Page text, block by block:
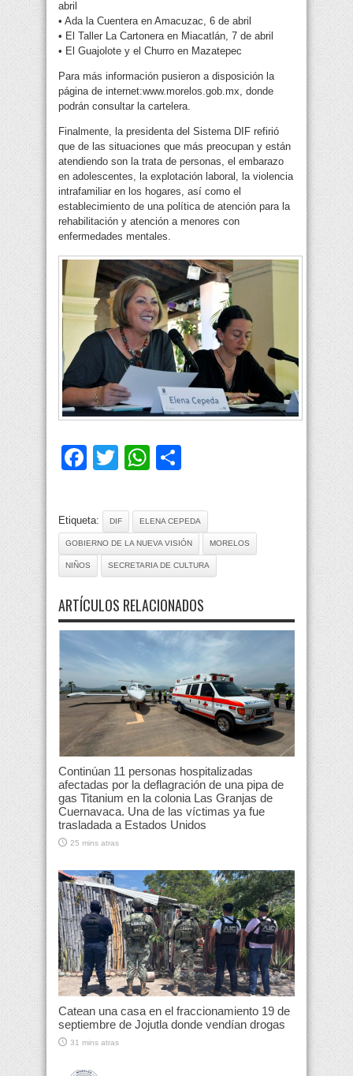
abril
• Ada la Cuentera en Amacuzac, 6 de abril
• El Taller La Cartonera en Miacatlán, 7 de abril
• El Guajolote y el Churro en Mazatepec
Para más información pusieron a disposición la
página de internet:www.morelos.gob.mx, donde
podrán consultar la cartelera.
Finalmente, la presidenta del Sistema DIF refirió
que de las situaciones que más preocupan y están
atendiendo son la trata de personas, el embarazo
en adolescentes, la explotación laboral, la violencia
intrafamiliar en los hogares, así como el
establecimiento de una política de atención para la
rehabilitación y atención a menores con
enfermedades mentales.
Facebook
TwitterWhatsApp
Etiqueta: DIF ELENA CEPEDA
GOBIERNO DE LA NUEVA VISIÓN MORELOS
NIÑOS SECRETARIA DE CULTURA
ARTÍCULOS RELACIONADOS
Continúan 11 personas hospitalizadas
afectadas por la deflagración de una pipa de
gas Titanium en la colonia Las Granjas de
Cuernavaca. Una de las víctimas ya fue
trasladada a Estados Unidos
25 mins atras
Catean una casa en el fraccionamiento 19 de
septiembre de Jojutla donde vendían drogas
31 mins atras